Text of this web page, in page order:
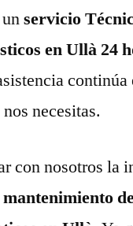
servicio
en Ullà 24
continúa
necesitas.
con nosotros la